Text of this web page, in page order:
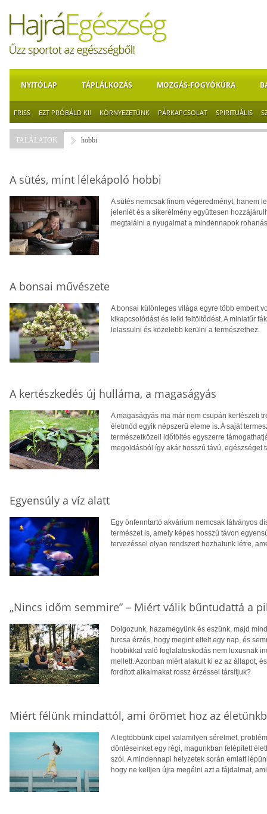
NYITÓLAP TÁPLÁLKOZÁS MOZGÁS-FOGYÓKÚRA
FRISS EZT PRÓBÁLD KI! KÖRNYEZETÜNK PÁRKAPCSOLAT SPIRITUÁLIS
TALÁLATOK hobbi
A sütés, mint lélekápoló hobbi
A sütés nemcsak finom végeredményt, hanem
jelenlét és a sikerélmény együttesen
megtalálni a nyugalmat a mindennapok
A bonsai művészete
A bonsai különleges világa egyre több embert
kikapcsolódást és lelki feltöltődést. A miniatűr
lelassulni és közelebb kerülni a természethez.
A kertészkedés új hulláma, a magaságyás
A magaságyás ma már nem csupán kertészeti
életmód egyik népszerű eleme is. A saját
természetközeli időtöltés egyszerre
megoldásból így akár hosszú távú, egészséget
Egyensúly a víz alatt
Egy önfenntartó akvárium nemcsak látványos
természet is, amely képes hosszú távon
tervezéssel olyan rendszert hozhatunk létre,
„Nincs időm semmire” – Miért válik bűntudattá a
Dolgozunk, hazamegyünk és eszünk, majd
furcsa érzés, hogy megint eltelt egy nap, és
hobbikkal való foglalatoskodás nem luxusnak
mellett. Azonban miért alakult ki ez az állapot,
fordított alkalmakat rossz érzéssel társítjuk?
Miért félünk mindattól, ami örömet hoz az
A legtöbbünk cipel valamilyen sérelmet,
döntéseinket egy régi, magunkban felépített
szól. A mindennapi helyzetek során emiatt
hogy ne kelljen újra megélni azt a fájdalmat,